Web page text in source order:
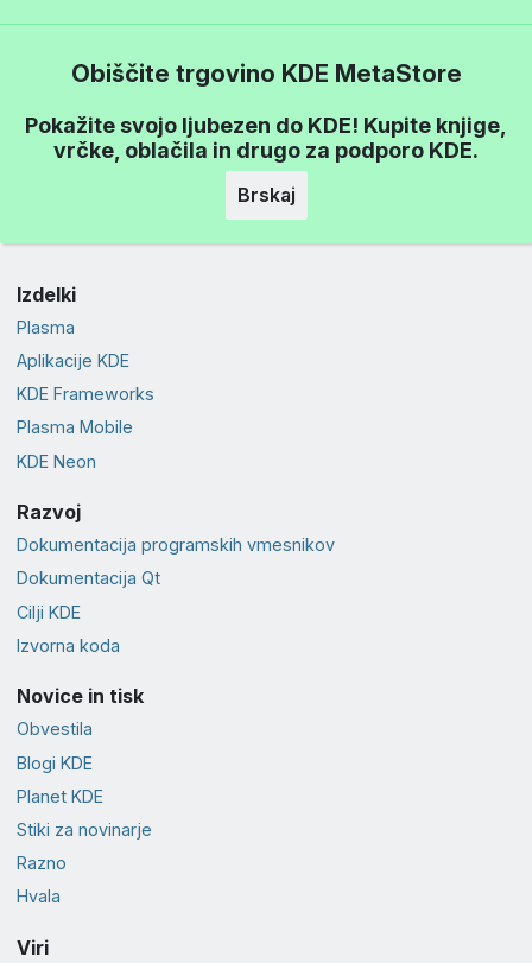
Obiščite trgovino KDE MetaStore
Pokažite svojo ljubezen do KDE! Kupite knjige,
vrčke, oblačila in drugo za podporo KDE.
Brskaj
Izdelki
Plasma
Aplikacije KDE
KDE Frameworks
Plasma Mobile
KDE Neon
Razvoj
Dokumentacija programskih vmesnikov
Dokumentacija Qt
Cilji KDE
Izvorna koda
Novice in tisk
Obvestila
Blogi KDE
Planet KDE
Stiki za novinarje
Razno
Hvala
Viri